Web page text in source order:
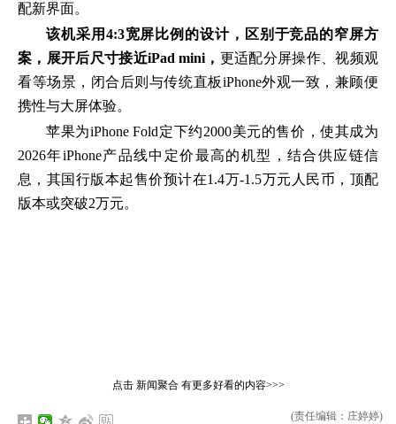
配新界面。
该机采用4:3宽屏比例的设计，区别于竞品的窄屏方
案，展开后尺寸接近iPad mini， 更适配分屏操作、视频观
看等场景，闭合后则与传统直板iPhone外观一致，兼顾便
携性与大屏体验。
苹果为iPhone Fold定下约2000美元的售价，使其成为
2026年iPhone产品线中定价最高的机型，结合供应链信
息，其国行版本起售价预计在1.4万-1.5万元人民币，顶配
版本或突破2万元。
点击 新闻聚合有更多好看的内容>>>
(责任编辑：庄婷婷)